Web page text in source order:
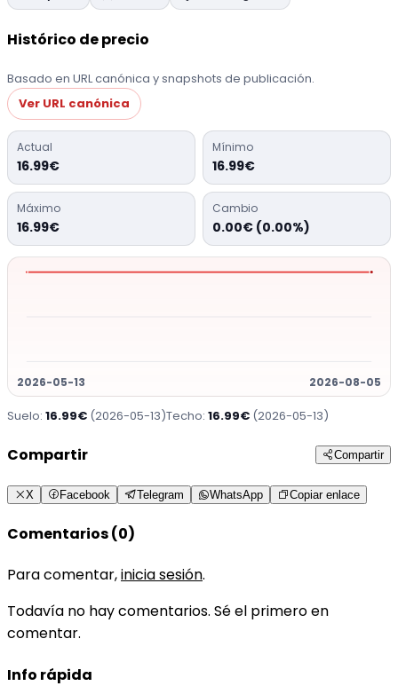
Histórico de precio
Basado en URL canónica y snapshots de publicación.
Ver URL canónica
Actual
16.99€
Mínimo
16.99€
Máximo
16.99€
Cambio
0.00€ (0.00%)
2026-05-13 2026-08-05
Suelo: 16.99€ (2026-05-13)Techo: 16.99€ (2026-05-13)
Compartir Compartir
X Facebook Telegram WhatsApp Copiar enlace
Comentarios (0)
Para comentar,inicia sesión.
Todavía no hay comentarios. Sé el primero en
comentar.
Info rápida